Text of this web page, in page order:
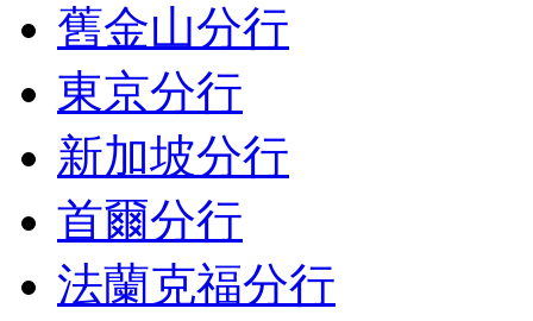
舊金山分行
東京分行
新加坡分行
首爾分行
法蘭克福分行